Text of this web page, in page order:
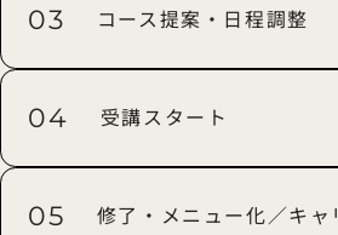
03 コース提案・日程調整
04 受講スタート
05 修了・メニュー化／キャ